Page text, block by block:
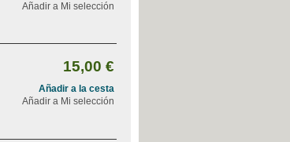
Añadir a Mi selección
15,00 €
Añadir a la cesta
Añadir a Mi selección